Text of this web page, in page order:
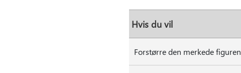
Hvis du vil
Forstørre den merkede